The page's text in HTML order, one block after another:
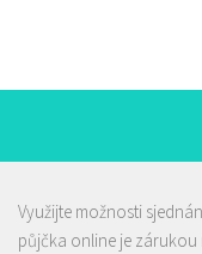
Využijte možnosti
půjčka online je zárukou